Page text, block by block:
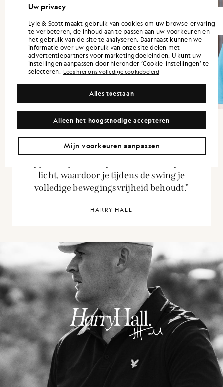
“Van de golfbaan rechtstreeks de stad in:
licht, waardoor je tijdens de swing je
volledige bewegingsvrijheid behoudt.”
HARRY HALL
Uw privacy
Lyle & Scott maakt gebruik van cookies om uw browse-ervaring
te verbeteren, de inhoud aan te passen aan uw voorkeuren en
het gebruik van de site te analyseren. Daarnaast kunnen we
informatie over uw gebruik van onze site delen met
advertentiepartners voor marketingdoeleinden. U kunt uw
instellingen aanpassen door hieronder ‘Cookie-instellingen’ te
selecteren. Lees hier ons volledige cookiebeleid
Alleen het hoogstnodige accepteren
Alles toestaan
Mijn voorkeuren aanpassen